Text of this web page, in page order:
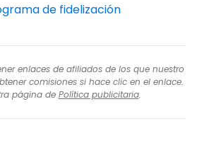
de fidelización
enlaces de afiliados de los que nuestro
comisiones si hace clic en el enlace.
página de Política publicitaria.